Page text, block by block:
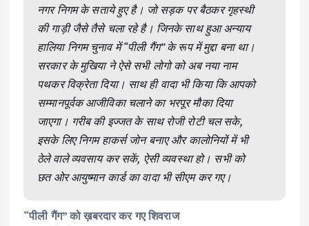
नगर निगम के सताये हुए है। जो सड़क पर बैठकर गृहस्थी
की गाड़ी जैसे तैसे चला रहे है। जिनके साथ हुआ अन्याय
हालिया निगम चुनाव में “पीली गैंग” के रूप में मुद्दा बना था।
सरकार के मुखिया ने ऐसे सभी लोगो को अब नया नाम
पथकर विक्रेता दिया। साथ ही वादा भी किया कि आपको
सम्मानपूर्वक आजीविका चलाने का भरपूर मौका दिया
जाएगा। गरीब की इज्जत के साथ रोजी रोटी चल सके,
इसके लिए निगम हाकर्स जोन बनाए और कालोनियों में भी
ठेले वाले व्यवसाय कर सकें, ऐसी व्यवस्था हो। सभी को
छत ओर आयुष्मान कार्ड का वादा भी सीएम कर गए।
“पीली गैंग” को ख़बरदार कर गए शिवराज